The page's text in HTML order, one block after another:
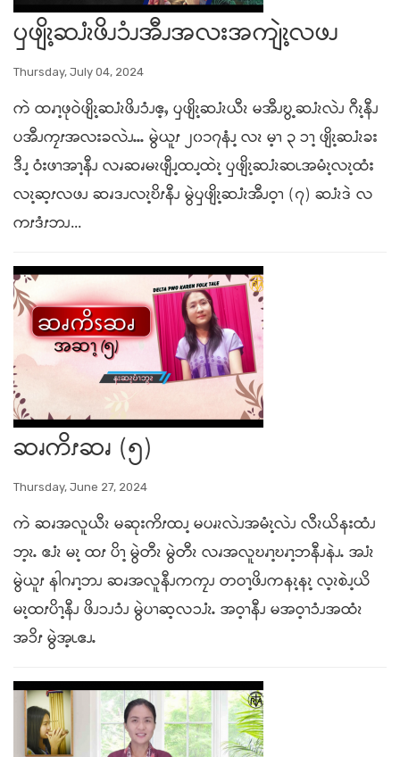
ၦဖျိၩ့ဆၨၩဖိၪၥံၪအီၪအလးအကျဲၩ့လဖၪ
Thursday, July 04, 2024
ကဲ ထၧၫ့ဖုဝဲဖျိၩ့ဆၨၩဖိၪၥံၪဧ့ႇ ၦဖျိၩ့ဆၨၩယီၩ မအီၪဎွ့ဆၨၩလဲၪ ဂီၩ့နီၪ
ပအီၪကၠၭအလးခလဲၪႉႉႉ မွဲယူၭ ၂၀၁၇နံၪ့ လၩ မ့ၫ ၃ ၥၫ့ ဖျိၩ့ဆၨၩခး
ဒီၪ့ ဝံးဖၫအၫ့နီၪ လၧဆၧမၩဖျီၪ့ထၪ့ထဲၩ့ ၦဖျိၩ့ဆၨၩဆၬအမံၩ့လၩ့ထံး
လၩ့ဆ့ၭလဖၪ ဆၧဒၪလၩ့ဎိၭနီၪ မွဲၦဖျိၩ့ဆၨၩအီၪဝ့ၫ (၇) ဆၨၩဒဲ လ
ကၭဒံၭဘၪ...
ဆၧကိၭဆၧ (၅)
Thursday, June 27, 2024
ကဲ ဆၧအလူယီၩ မဆုးကိၭထၪ့ မပၧၩလဲၪအမံၩ့လဲၪ လီၩယိနးထံၪ
ဘ့ၩႉ ဧၨၩ မၩ့ ထၭ ပိၫ့ မွဲတီၩ မွဲတီၩ လၧအလူဎၧၫ့ဎၧၫ့ဘနီၪနဲၪႉ အၨၩ
မွဲယူၭ နါဂၧၫ့ဘၪ ဆၧအလူနီၪကကၠၪ တဝၫ့ဖိၪကနၩ့နၩ့ လ့ၩစဲၪ့ယိ
မၩ့ထၭပိၫ့နီၪ ဖိၪၥၪၥံၪ မွဲပၫဆ့လၥၨၩႉ အဝ့ၫနီၪ မအဝ့ၫၥံၪအထံၩ
အၥိၭ မွဲအ့ၬဧၪႉ